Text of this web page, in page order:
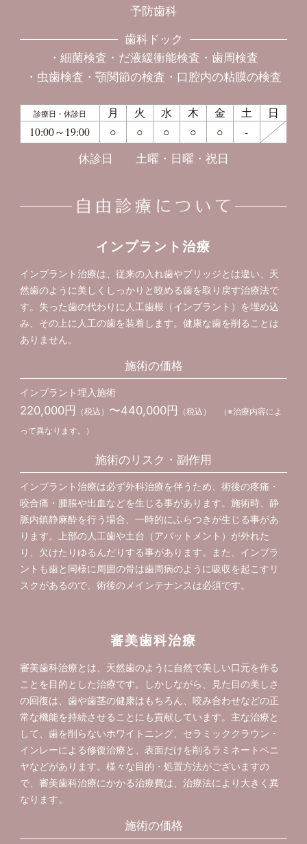
予防歯科
歯科ドック
細菌検査
だ液緩衝能検査
歯周検査
虫歯検査
顎関節の検査 口腔内の粘膜の検査
診療日・休診日 月 火 水 木 金 土
日
10:00～19:00
○ ○ ○ ○ ○ -
休診日 土曜・日曜・祝日
インプラント治療
インプラント治療は、従来の入れ歯やブリッジとは違い、天
然歯のように美しくしっかりと咬める歯を取り戻す治療法で
す。失った歯の代わりに人工歯根（インプラント）を埋め込
み、その上に人工の歯を装着します。健康な歯を削ることは
ありません。
施術の価格
インプラント埋入施術
220,000円 （税込） 〜440,000円
（税込） （※治療内容によ
って異なります。）
施術のリスク・副作用
インプラント治療は必ず外科治療を伴うため、術後の疼痛・
咬合痛・腫脹や出血などを生じる事があります。施術時、静
脈内鎮静麻酔を行う場合、一時的にふらつきが生じる事があ
ります。上部の人工歯や土台（アバットメント）が外れた
り、欠けたりゆるんだりする事があります。また、インプラ
ントも歯と同様に周囲の骨は歯周病のように吸収を起こすリ
スクがあるので、術後のメインテナンスは必須です。
審美歯科治療
審美歯科治療とは、天然歯のように自然で美しい口元を作る
ことを目的とした治療です。しかしながら、見た目の美しさ
の回復は、歯や歯茎の健康はもちろん、咬み合わせなどの正
常な機能を持続させることにも貢献しています。主な治療と
して、歯を削らないホワイトニング、セラミッククラウン・
インレーによる修復治療と、表面だけを削るラミネートベニ
ヤなどがあります。様々な目的・処置方法がございますの
で、審美歯科治療にかかる治療費は、治療法により大きく異
なります。
施術の価格